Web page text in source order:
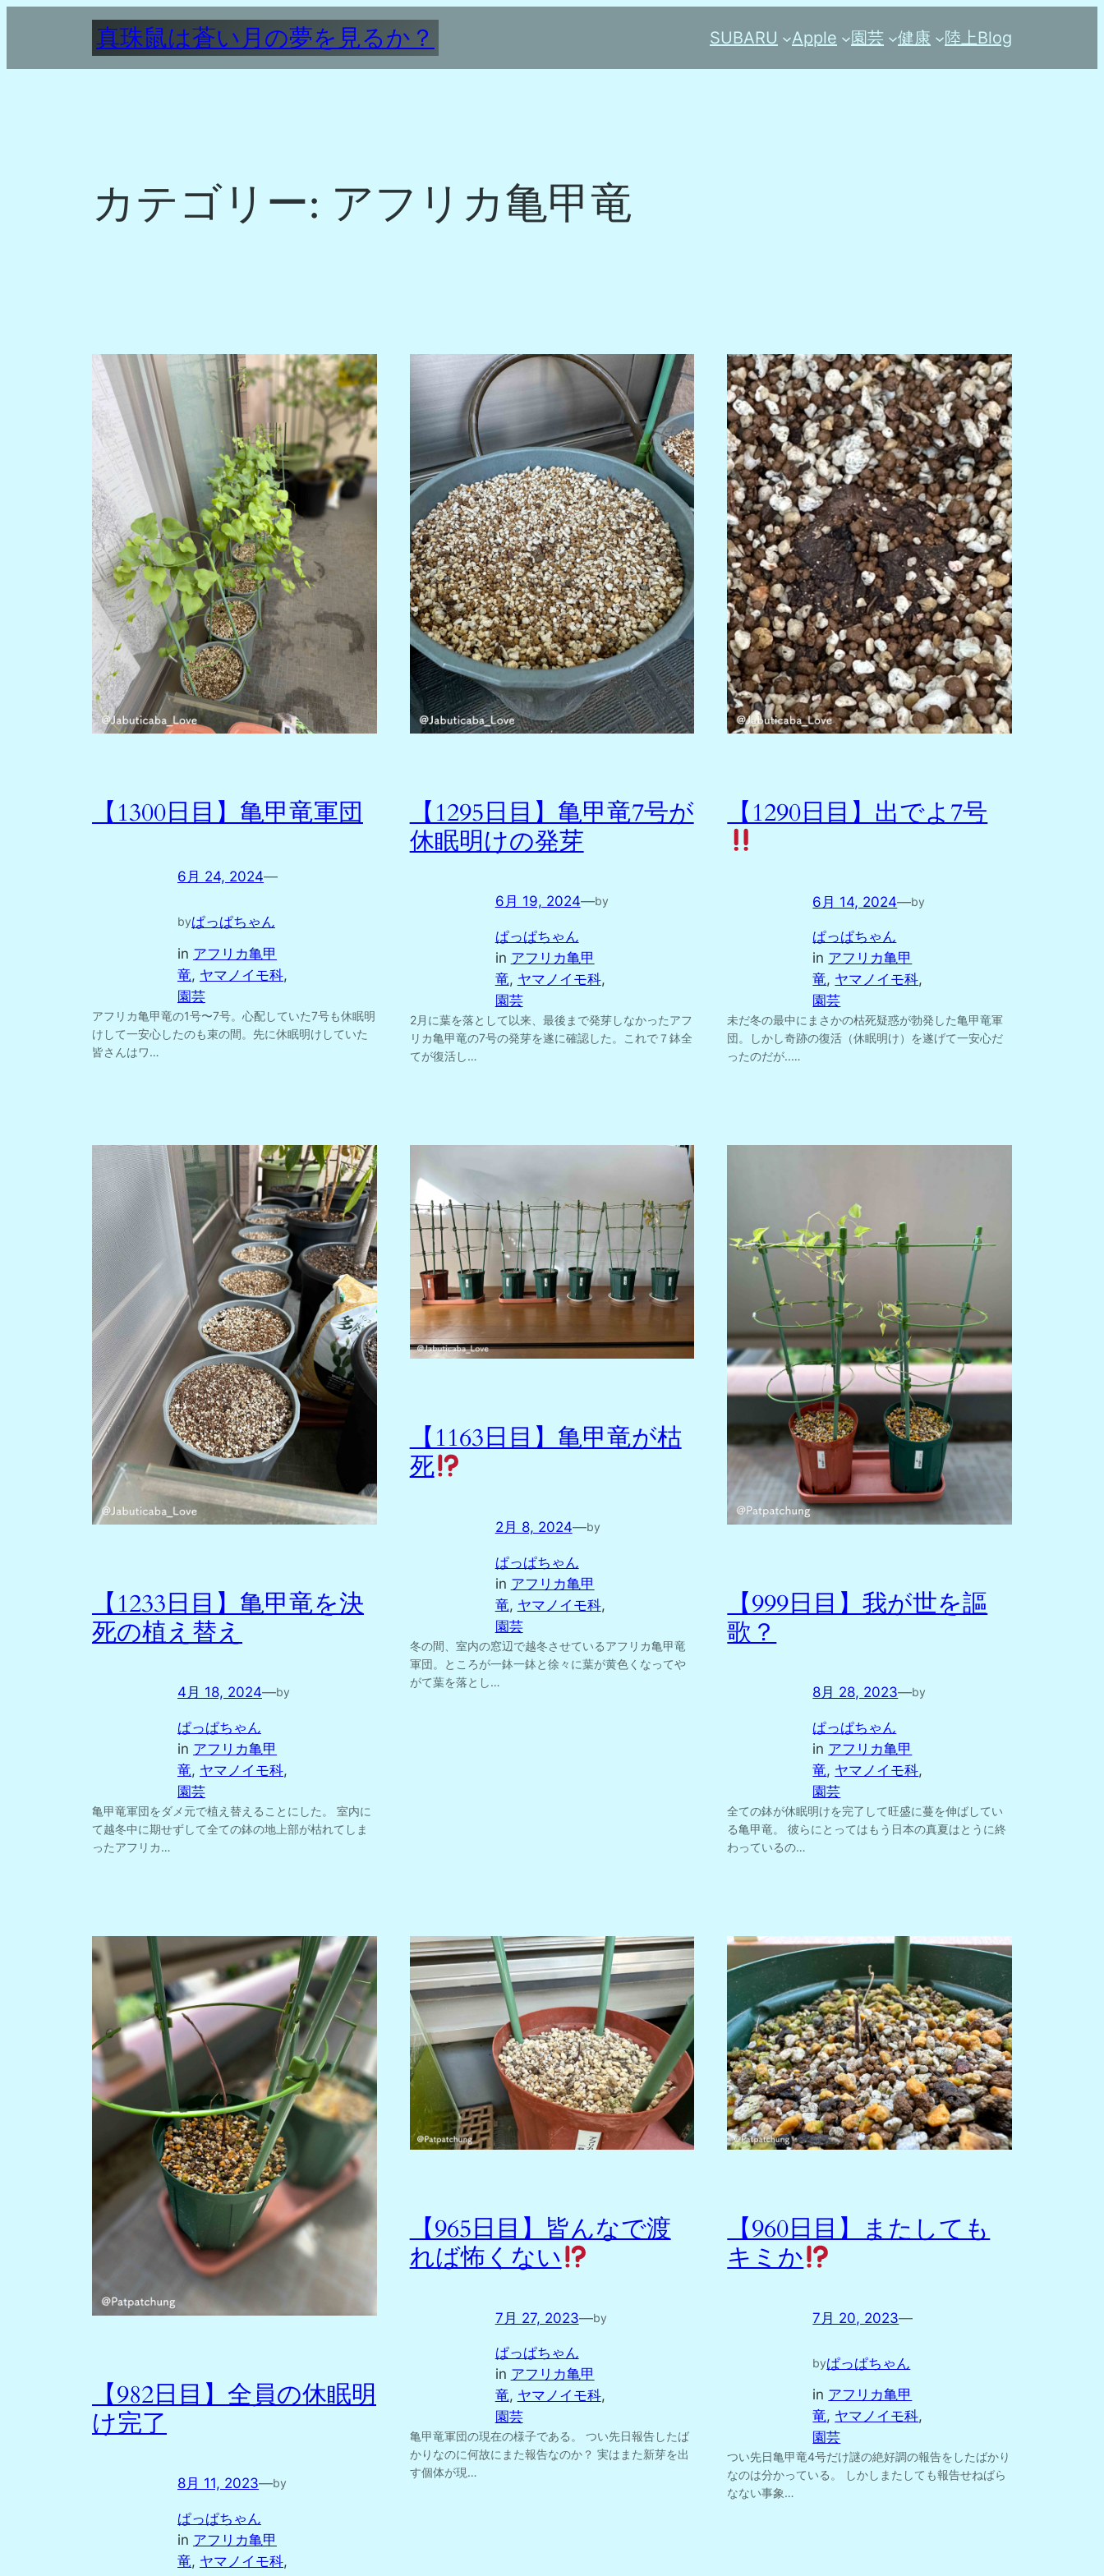
真珠鼠は蒼い月の夢を見るか？ SUBARU Apple 園芸 健康 陸上Blog
カテゴリー: アフリカ亀甲竜
【1300日目】亀甲竜軍団
6月 24, 2024—
byぱっぱちゃん
in アフリカ亀甲
竜, ヤマノイモ科
園芸
アフリカ亀甲竜の1号〜7号。心配していた7号も休眠明
けして一安心したのも束の間。先に休眠明けしていた
皆さんはワ…
【1295日目】亀甲竜7号が
休眠明けの発芽
6月 19, 2024—by
ぱっぱちゃん
in アフリカ亀甲
竜, ヤマノイモ科
園芸
2月に葉を落として以来、最後まで発芽しなかったアフ
リカ亀甲竜の7号の発芽を遂に確認した。これで７鉢全
てが復活し…
【1290日目】出でよ7号
6月 14, 2024—by
ぱっぱちゃん
in アフリカ亀甲
竜, ヤマノイモ科
園芸
未だ冬の最中にまさかの枯死疑惑が勃発した亀甲竜軍
団。しかし奇跡の復活（休眠明け）を遂げて一安心だ
ったのだが..…
【1233日目】亀甲竜を決
死の植え替え
4月 18, 2024—by
ぱっぱちゃん
in アフリカ亀甲
竜, ヤマノイモ科
園芸
亀甲竜軍団をダメ元で植え替えることにした。 室内に
て越冬中に期せずして全ての鉢の地上部が枯れてしま
ったアフリカ…
【1163日目】亀甲竜が枯
死
2月 8, 2024—by
ぱっぱちゃん
in アフリカ亀甲
竜, ヤマノイモ科
園芸
冬の間、室内の窓辺で越冬させているアフリカ亀甲竜
軍団。ところが一鉢一鉢と徐々に葉が黄色くなってや
がて葉を落とし…
【999日目】我が世を謳
歌？
8月 28, 2023—by
ぱっぱちゃん
in アフリカ亀甲
竜, ヤマノイモ科
園芸
全ての鉢が休眠明けを完了して旺盛に蔓を伸ばしてい
る亀甲竜。 彼らにとってはもう日本の真夏はとうに終
わっているの…
【982日目】全員の休眠明
け完了
8月 11, 2023—by
ぱっぱちゃん
in アフリカ亀甲
竜, ヤマノイモ科
【965日目】皆んなで渡
れば怖くない
7月 27, 2023—by
ぱっぱちゃん
in アフリカ亀甲
竜, ヤマノイモ科
園芸
亀甲竜軍団の現在の様子である。 つい先日報告したば
かりなのに何故にまた報告なのか？ 実はまた新芽を出
す個体が現…
【960日目】またしても
キミか
7月 20, 2023—
byぱっぱちゃん
in アフリカ亀甲
竜, ヤマノイモ科
園芸
つい先日亀甲竜4号だけ謎の絶好調の報告をしたばかり
なのは分かっている。 しかしまたしても報告せねばら
なない事象…